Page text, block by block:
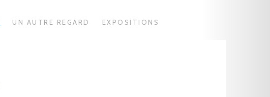
UN AUTRE REGARD EXPOSITIONS